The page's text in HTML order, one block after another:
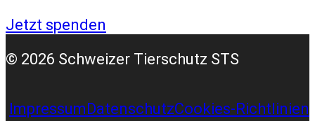
Jetzt spenden
© 2026 Schweizer Tierschutz STS
ImpressumDatenschutzCookies-Richtlinien